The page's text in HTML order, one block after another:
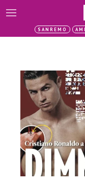
SANREMO